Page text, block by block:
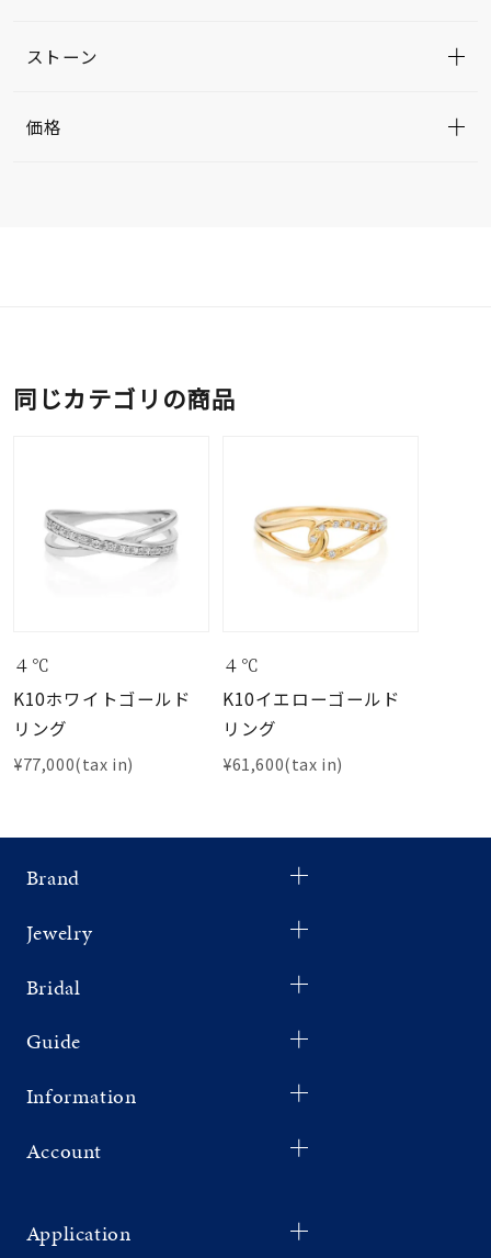
ストーン
価格
同じカテゴリの商品
４℃
K10ホワイトゴールド
リング
¥77,000(tax in)
４℃
K10イエローゴールド
リング
¥61,600(tax in)
Brand
Jewelry
Bridal
Guide
Information
Account
Application